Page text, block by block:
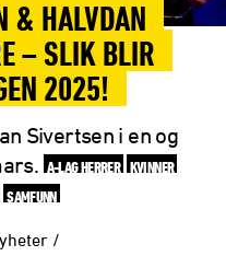
& HALVDAN
– SLIK BLIR
2025!
Sivertsen i en og
A-LAG HERRER KVINNER
SAMFUNN
/